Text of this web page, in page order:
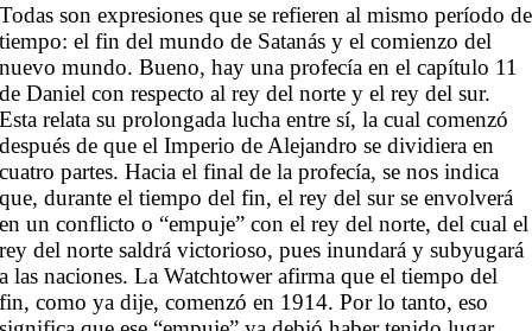
Todas son expresiones que se refieren al mismo período de
tiempo: el fin del mundo de Satanás y el comienzo del
nuevo mundo. Bueno, hay una profecía en el capítulo 11
de Daniel con respecto al rey del norte y el rey del sur.
Esta relata su prolongada lucha entre sí, la cual comenzó
después de que el Imperio de Alejandro se dividiera en
cuatro partes. Hacia el final de la profecía, se nos indica
que, durante el tiempo del fin, el rey del sur se envolverá
en un conflicto o “empuje” con el rey del norte, del cual el
rey del norte saldrá victorioso, pues inundará y subyugará
a las naciones. La Watchtower afirma que el tiempo del
fin, como ya dije, comenzó en 1914. Por lo tanto, eso